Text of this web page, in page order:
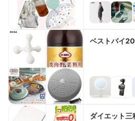
ベストバイ
ダイエット三